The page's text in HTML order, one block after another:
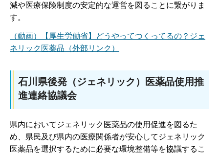
減や医療保険制度の安定的な運営を図ることに繋がりま
す。
（動画）【厚生労働省】どうやってつくってるの？ジェ
ネリック医薬品（外部リンク）
石川県後発（ジェネリック）医薬品使用推
進連絡協議会
県内においてジェネリック医薬品の使用促進を図るた
め、県民及び県内の医療関係者が安心してジェネリック
医薬品を選択するために必要な環境整備等を協議するこ